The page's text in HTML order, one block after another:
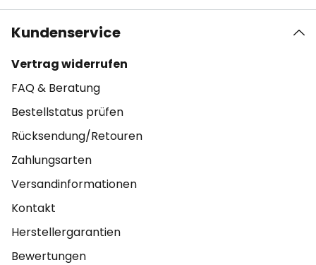
Kundenservice
Vertrag widerrufen
FAQ & Beratung
Bestellstatus prüfen
Rücksendung/Retouren
Zahlungsarten
Versandinformationen
Kontakt
Herstellergarantien
Bewertungen